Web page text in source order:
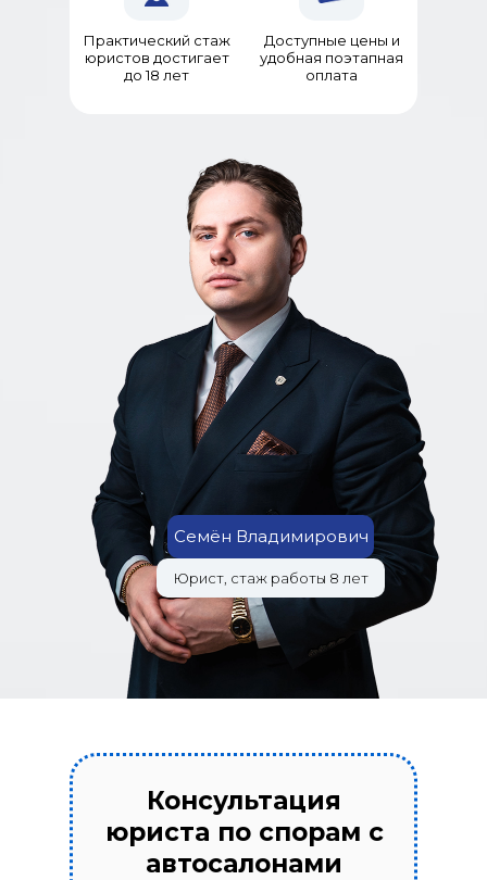
Семён Владимирович
Юрист, стаж работы 8 лет
Практический стаж
юристов достигает
до 18 лет
Доступные цены и
удобная поэтапная
оплата
Консультация
юриста по спорам с
автосалонами